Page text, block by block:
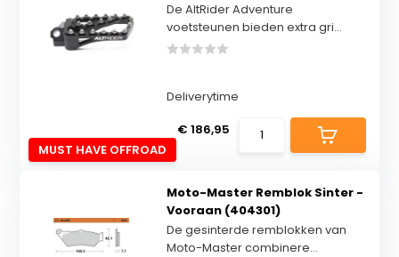
MUST HAVE OFFROAD
De AltRider Adventure
voetsteunen bieden extra gri...
Deliverytime
€ 186,95
Moto-Master Remblok Sinter -
Vooraan (404301)
De gesinterde remblokken van
Moto-Master combinere...